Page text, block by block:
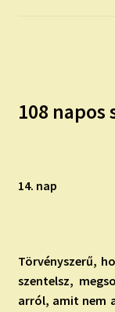
IRATKOZZ FEL A
108
14. nap
Törvényszerű,
szentelsz,
arról, amit nem